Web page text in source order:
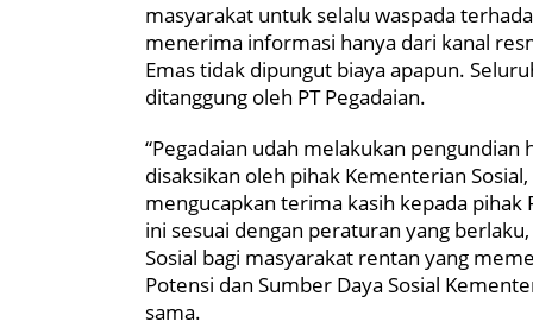
masyarakat untuk selalu waspada
menerima informasi hanya dari kanal
Emas tidak dipungut biaya apapun.
ditanggung oleh PT Pegadaian.
“Pegadaian udah melakukan pengundian
disaksikan oleh pihak Kementerian
mengucapkan terima kasih kepada pihak
ini sesuai dengan peraturan yang
Sosial bagi masyarakat rentan yang
Potensi dan Sumber Daya Sosial
sama.